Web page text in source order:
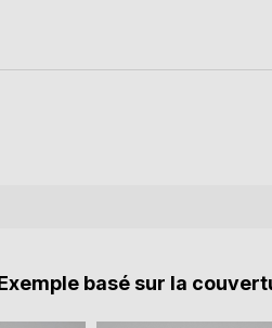
basé sur la